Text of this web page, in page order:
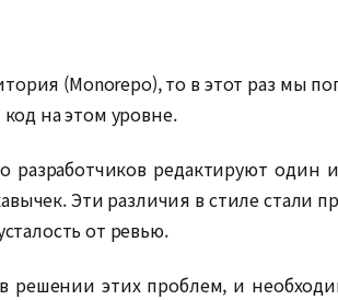
(Monorepo), то в этот раз мы
на этом уровне.
разработчиков редактируют один
Эти различия в стиле стали
от ревью.
решении этих проблем, и